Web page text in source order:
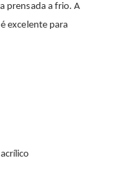
prensada a frio. A
excelente para